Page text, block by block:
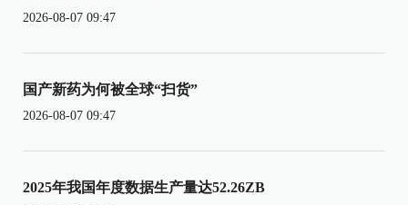
2026-08-07 09:47
国产新药为何被全球“扫货”
2026-08-07 09:47
2025年我国年度数据生产量达52.26ZB